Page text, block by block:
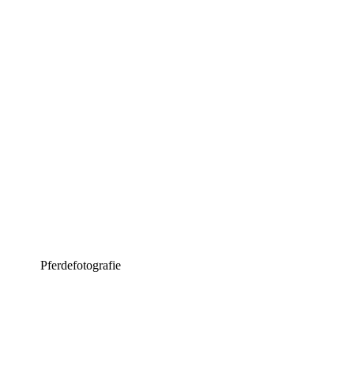
Pferdefotografie